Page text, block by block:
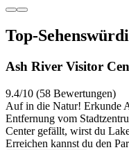
Top-
Ash River Visitor
9.4/10 (58 Bewertungen)
Auf in die Natur! Erkunde
Entfernung vom
Center gefällt, wirst du
Erreichen kannst du den